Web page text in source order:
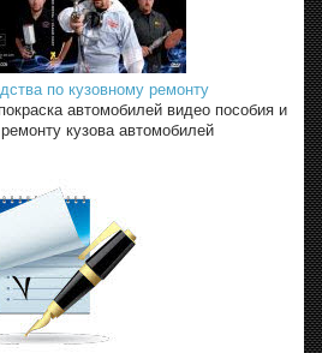
по кузовному ремонту
автомобилей видео пособия и
кузова автомобилей